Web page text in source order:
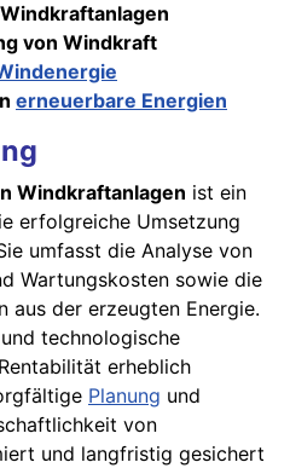
von Windkraft
erneuerbare Energien
Windkraftanlagen ist ein
erfolgreiche Umsetzung
umfasst die Analyse von
Wartungskosten sowie die
aus der erzeugten Energie.
technologische
erheblich
Planung und
von
und langfristig gesichert